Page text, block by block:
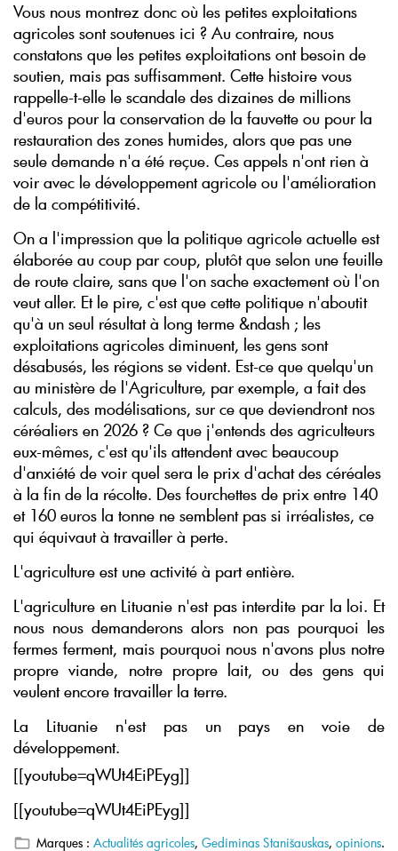
Vous nous montrez donc où les petites exploitations
agricoles sont soutenues ici ? Au contraire, nous
constatons que les petites exploitations ont besoin de
soutien, mais pas suffisamment. Cette histoire vous
rappelle-t-elle le scandale des dizaines de millions
d'euros pour la conservation de la fauvette ou pour la
restauration des zones humides, alors que pas une
seule demande n'a été reçue. Ces appels n'ont rien à
voir avec le développement agricole ou l'amélioration
de la compétitivité.
On a l'impression que la politique agricole actuelle est
élaborée au coup par coup, plutôt que selon une feuille
de route claire, sans que l'on sache exactement où l'on
veut aller. Et le pire, c'est que cette politique n'aboutit
qu'à un seul résultat à long terme &ndash ; les
exploitations agricoles diminuent, les gens sont
désabusés, les régions se vident. Est-ce que quelqu'un
au ministère de l'Agriculture, par exemple, a fait des
calculs, des modélisations, sur ce que deviendront nos
céréaliers en 2026 ? Ce que j'entends des agriculteurs
eux-mêmes, c'est qu'ils attendent avec beaucoup
d'anxiété de voir quel sera le prix d'achat des céréales
à la fin de la récolte. Des fourchettes de prix entre 140
et 160 euros la tonne ne semblent pas si irréalistes, ce
qui équivaut à travailler à perte.
L'agriculture est une activité à part entière.
L'agriculture en Lituanie n'est pas interdite par la loi. Et
nous nous demanderons alors non pas pourquoi les
fermes ferment, mais pourquoi nous n'avons plus notre
propre viande, notre propre lait, ou des gens qui
veulent encore travailler la terre.
La Lituanie n'est pas un pays en voie de
développement.
[[youtube=qWUt4EiPEyg]]
[[youtube=qWUt4EiPEyg]]
Marques : Actualités agricoles, Gediminas Stanišauskas, opinions.